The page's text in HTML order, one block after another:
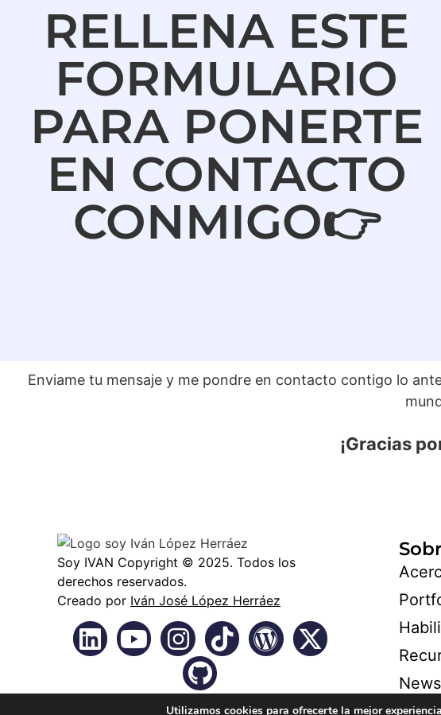
RELLENA ESTE
FORMULARIO
PARA PONERTE
EN CONTACTO
CONMIGO👉
Enviame tu mensaje y me pondre en contacto contigo lo
¡Gracias
Soy IVAN Copyright © 2025. Todos los
derechos reservados.
Creado por Iván José López Herráez
Utilizamos cookies para ofrecerte la mejor